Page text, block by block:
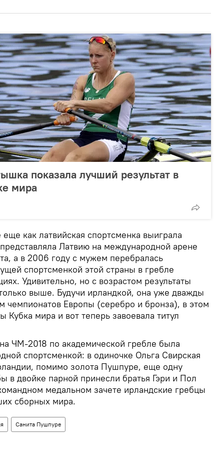
показала лучший результат в
мира
как латвийская спортсменка выиграла
Латвию на международной арене
а в 2006 году с мужем перебралась
спортсменкой этой страны в гребле
Удивительно, но с возрастом результаты
выше. Будучи ирландкой, она уже дважды
чемпионатов Европы (серебро и бронза), в этом
Кубка мира и вот теперь завоевала титул
ЧМ-2018 по академической гребле была
спортсменкой: в одиночке Ольга Свирская
помимо золота Пушпуре, еще одну
в двойке парной принесли братья Гэри и Пол
медальном зачете ирландские гребцы
сборных мира.
Санита Пушпуре